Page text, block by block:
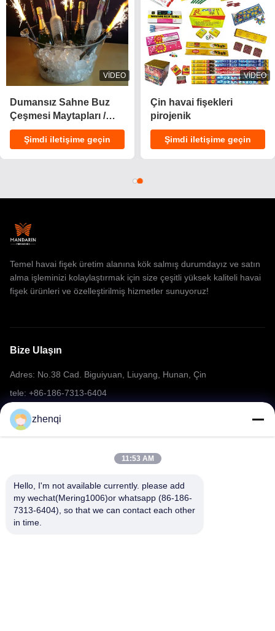
VIDEO
geçin
VIDEO
Dumansız Sahne Buz
Çeşmesi Maytapları /
0.029 CBM Doğum Günü
Mumları Havai Fişekler
Şimdi iletişime geçin
Çin havai
Şimdi
Temel havai fişek üretim alanına kök salmış durumdayız ve satın
alma işleminizi kolaylaştırmak için size çeşitli yüksek kaliteli havai
fişek ürünleri ve özelleştirilmiş hizmetler sunuyoruz!
Bize Ulaşın
Adres: No.38 Cad. Biguiyuan, Liuyang, Hunan, Çin
tele: +86-186-7313-6404
E-posta: mering@mandarinfireworks.com
zhenqi
11:53 AM
Hello, I'm not available currently. please add
my wechat(Mering1006)or whatsapp (86-186-
7313-6404), so that we can contact each other
in time.